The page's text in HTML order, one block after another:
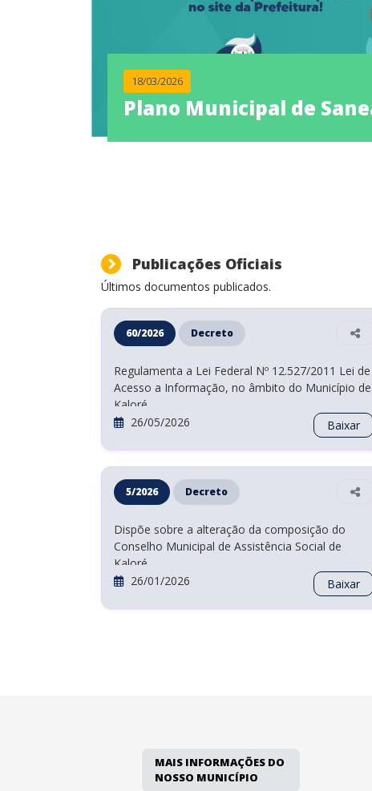
18/03/2026
Publicações Oficiais
Últimos documentos publicados.
60/2026 Decreto
Regulamenta a Lei Federal Nº 12.527/2011 Lei de
Acesso a Informação, no âmbito do Município de
Kaloré
26/05/2026
Baixar
5/2026 Decreto
Dispõe sobre a alteração da composição do
Conselho Municipal de Assistência Social de